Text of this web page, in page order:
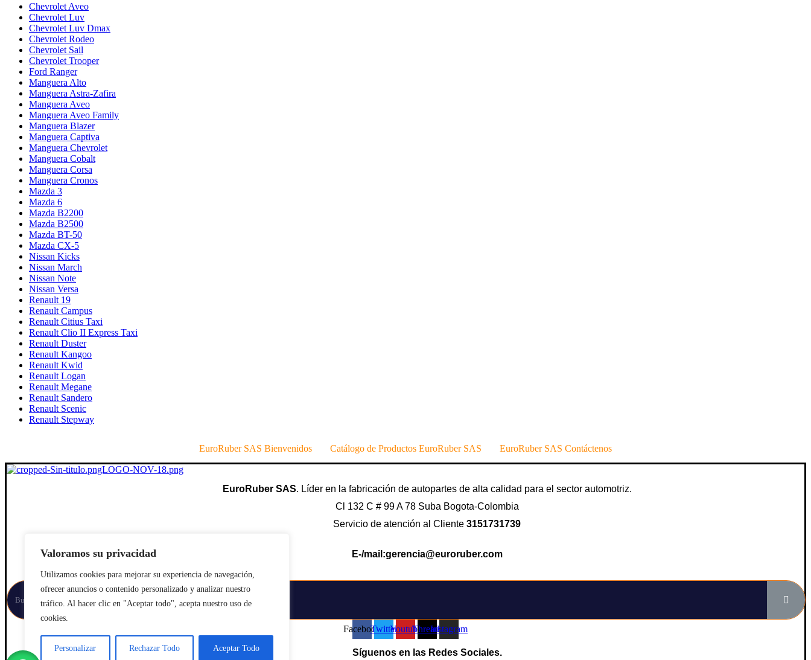
Valoramos su privacidad
Utilizamos cookies para mejorar su experiencia de navegación,
ofrecer anuncios o contenido personalizado y analizar nuestro
tráfico. Al hacer clic en "Aceptar todo", acepta nuestro uso de
cookies.
Personalizar Rechazar Todo Aceptar Todo
Chevrolet Aveo
Chevrolet Luv
Chevrolet Luv Dmax
Chevrolet Rodeo
Chevrolet Sail
Chevrolet Trooper
Ford Ranger
Manguera Alto
Manguera Astra-Zafira
Manguera Aveo
Manguera Aveo Family
Manguera Blazer
Manguera Captiva
Manguera Chevrolet
Manguera Cobalt
Manguera Corsa
Manguera Cronos
Mazda 3
Mazda 6
Mazda B2200
Mazda B2500
Mazda BT-50
Mazda CX-5
Nissan Kicks
Nissan March
Nissan Note
Nissan Versa
Renault 19
Renault Campus
Renault Citius Taxi
Renault Clio II Express Taxi
Renault Duster
Renault Kangoo
Renault Kwid
Renault Logan
Renault Megane
Renault Sandero
Renault Scenic
Renault Stepway
EuroRuber SAS Bienvenidos Catálogo de Productos EuroRuber SAS EuroRuber SAS Contáctenos
EuroRuber SAS. Líder en la fabricación de autopartes de alta calidad para el sector automotriz.
Cl 132 C # 99 A 78 Suba Bogota-Colombia
Servicio de atención al Cliente3151731739
E-/mail:gerencia@euroruber.com
FacebookTwitterYoutubeThreadsInstagram
Síguenos en las Redes Sociales.